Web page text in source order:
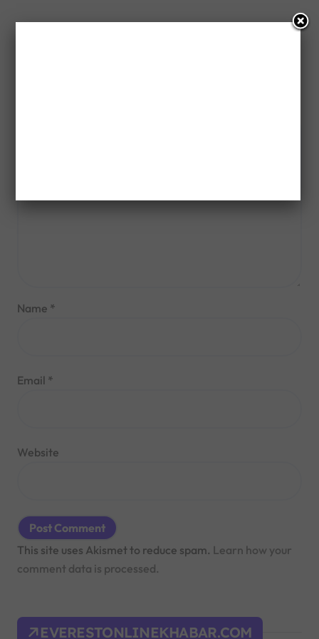
Name *
Email *
Website
This site uses Akismet to reduce spam. Learn how your
comment data is processed.
EVERESTONLINEKHABAR.COM